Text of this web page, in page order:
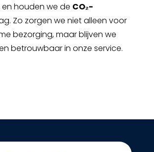
en houden we de CO₂-
Zo zorgen we niet alleen voor
bezorging, maar blijven we
betrouwbaar in onze service.